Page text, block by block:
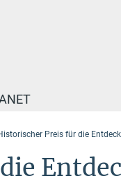
Preis für die